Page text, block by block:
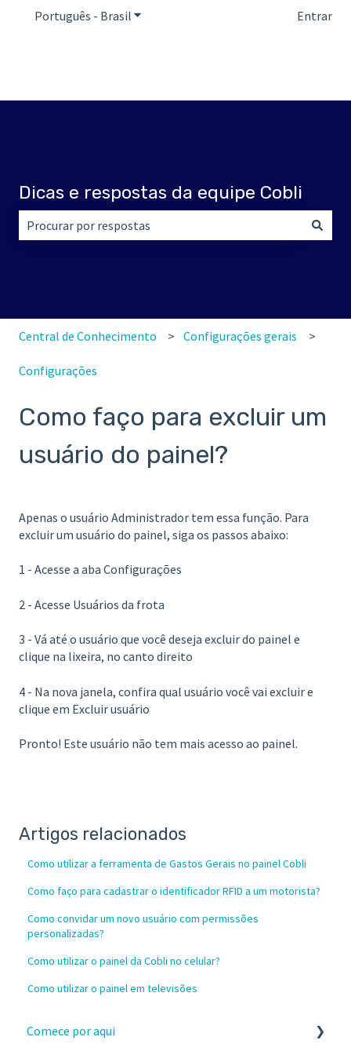
Português - Brasil Mostrar submenu para traduçõesEntrar
Dicas e respostas da equipe Cobli
Central de Conhecimento Configurações gerais
Configurações
Como faço para excluir um
usuário do painel?
Apenas o usuário Administrador tem essa função. Para
excluir um usuário do painel, siga os passos abaixo:
1 - Acesse a aba Configurações
2 - Acesse Usuários da frota
3 - Vá até o usuário que você deseja excluir do painel e
clique na lixeira, no canto direito
4 - Na nova janela, confira qual usuário você vai excluir e
clique em Excluir usuário
Pronto! Este usuário não tem mais acesso ao painel.
Artigos relacionados
Como utilizar a ferramenta de Gastos Gerais no painel Cobli
Como faço para cadastrar o identificador RFID a um motorista?
Como convidar um novo usuário com permissões
personalizadas?
Como utilizar o painel da Cobli no celular?
Como utilizar o painel em televisões
Comece por aqui